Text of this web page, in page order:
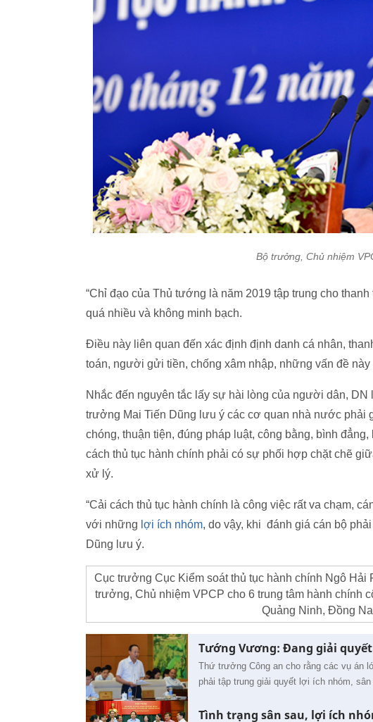
Bộ trưởng, Chủ nhiệm
“Chỉ đạo của Thủ tướng là năm 2019 tập trung cho
quá nhiều và không minh bạch.
Điều này liên quan đến xác định định danh cá nhân,
toán, người gửi tiền, chống xâm nhập, những vấn đề
Nhắc đến nguyên tắc lấy sự hài lòng của người dân,
trưởng Mai Tiến Dũng lưu ý các cơ quan nhà nước phải
chóng, thuận tiện, đúng pháp luật, công bằng, bình
cách thủ tục hành chính phải có sự phối hợp chặt chẽ
xử lý.
“Cải cách thủ tục hành chính là công việc rất va chạm,
với những lợi ích nhóm, do vậy, khi đánh giá cán bộ
Dũng lưu ý.
Cục trưởng Cục Kiểm soát thủ tục hành chính Ngô
trưởng, Chủ nhiệm VPCP cho 6 trung tâm hành chính
Quảng Ninh, Đồng
Tướng Vương: Đang giải
Thứ trưởng Công an cho rằng các vụ án
phải tập trung giải quyết lợi ích nhóm, sân
Tình trạng sân sau, lợi ích